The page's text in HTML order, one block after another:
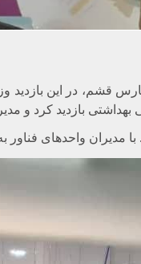
در این بازدید
بازدید کرد و
با مدیران واحدهای